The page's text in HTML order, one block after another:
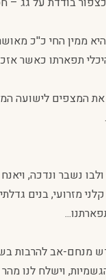
ממין החי כ''כ
תפארתו כאשר
המצפים לישועה
ולבו נשבר ונדכה,
מזרועי, בנים
אב להרבות
וישלח לנו